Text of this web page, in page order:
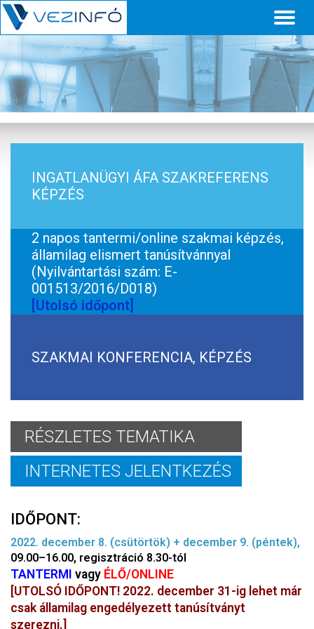
INGATLANÜGYI ÁFA SZAKREFERENS
KÉPZÉS
2 napos tantermi/online szakmai képzés,
államilag elismert tanúsítvánnyal
(Nyilvántartási szám: E-
001513/2016/D018)
[Utolsó időpont]
SZAKMAI KONFERENCIA, KÉPZÉS
RÉSZLETES TEMATIKA
INTERNETES JELENTKEZÉS
IDŐPONT:
2022. december 8. (csütörtök) + december 9. (péntek),
09.00–16.00, regisztráció 8.30-tól
TANTERMI vagy ÉLŐ/ONLINE
[UTOLSÓ IDŐPONT! 2022. december 31-ig lehet már
csak államilag engedélyezett tanúsítványt
szerezni.]